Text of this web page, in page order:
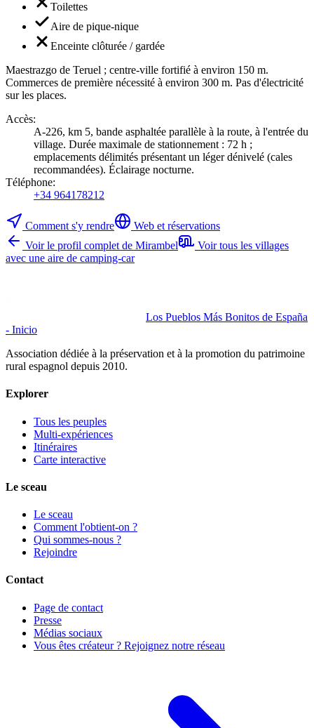
Toilettes
Aire de pique-nique
Enceinte clôturée / gardée
Maestrazgo de Teruel ; centre-ville fortifié à environ 150 m.
Commerces de première nécessité à environ 300 m. Pas d'électricité
sur les places.
Accès:
A-226, km 5, bande asphaltée parallèle à la route, à l'entrée du
village. Durée maximale de stationnement : 72 h ;
emplacements délimités présentant un léger dénivelé (cales
recommandées). Éclairage nocturne.
Téléphone:
+34 964178212
Comment s'y rendre
Web et réservations
Voir le profil complet de Mirambel
Voir tous les villages
avec une aire de camping-car
Los Pueblos Más Bonitos de España
- Inicio
Association dédiée à la préservation et à la promotion du patrimoine
rural espagnol depuis 2010.
Explorer
Tous les peuples
Multi-expériences
Itinéraires
Carte interactive
Le sceau
Le sceau
Comment l'obtient-on ?
Qui sommes-nous ?
Rejoindre
Contact
Page de contact
Presse
Médias sociaux
Vous êtes créateur ? Rejoignez notre réseau